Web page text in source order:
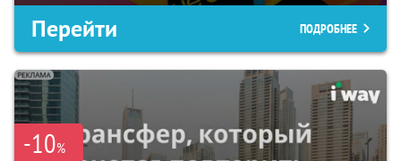
Перейти ПОДРОБНЕЕ
-10%